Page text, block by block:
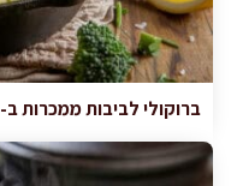
ברוקולי לביבות ממכרות ב-25 דקות, בלי טיגון עמוק